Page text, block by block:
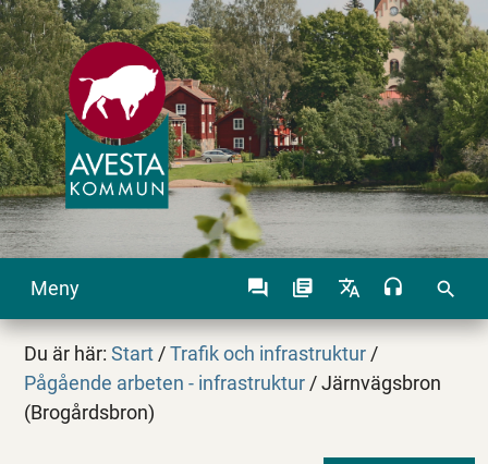
Meny search
Du är här:Start / Trafik och infrastruktur /
Pågående arbeten - infrastruktur /Järnvägsbron
(Brogårdsbron)